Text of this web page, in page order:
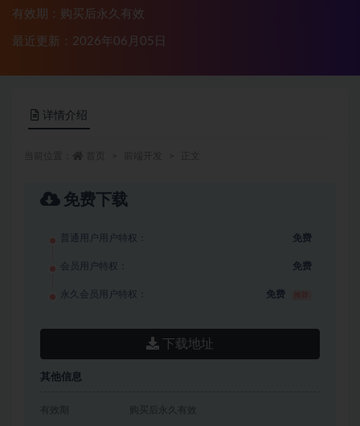
有效期：购买后永久有效
最近更新：2026年06月05日
详情介绍
免费下载
普通用户用户特权： 免费
会员用户特权： 免费
永久会员用户特权： 免费
下载地址
其他信息
有效期 购买后永久有效